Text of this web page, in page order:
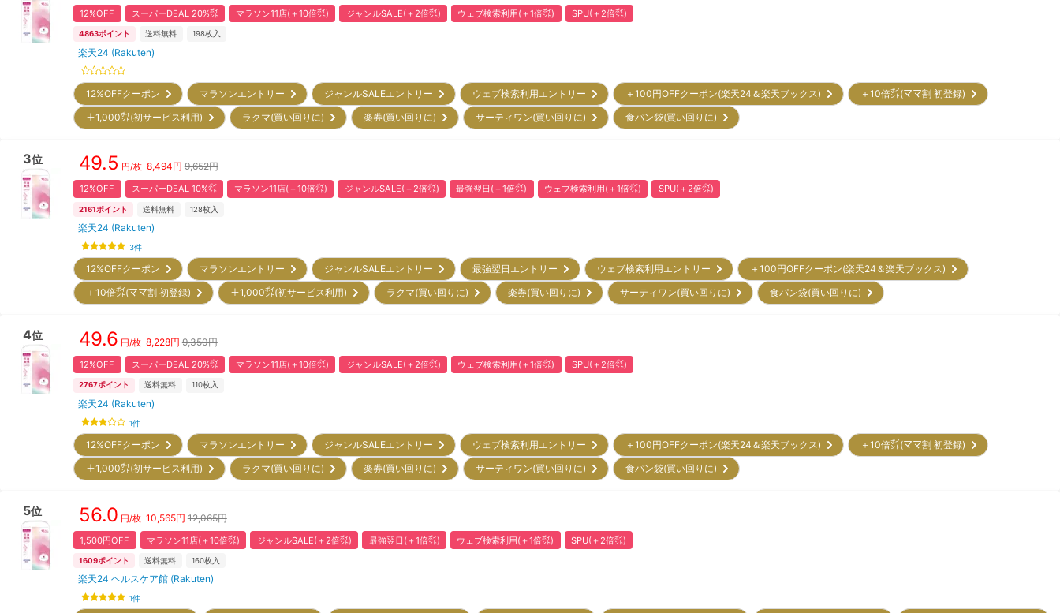
12%OFF スーパーDEAL 20%㌽ マラソン11店(＋10倍㌽) ジャンルSALE(＋2倍㌽) ウェブ検索利用(＋1倍㌽) SPU(＋2倍㌽)
4863ポイント 送料無料 198枚入
楽天24 (Rakuten)
12%OFFクーポン マラソンエントリー ジャンルSALEエントリー ウェブ検索利用エントリー ＋100円OFFクーポン(楽天24＆楽天ブックス)
＋10倍㌽(ママ割 初登録)
＋1,000㌽(初サービス利用)
ラクマ(買い回りに) 楽券(買い回りに) サーティワン(買い回りに) 食パン袋(買い回りに)
3位 49.5 円/枚 8,494円 9,652円
12%OFF スーパーDEAL 10%㌽ マラソン11店(＋10倍㌽) ジャンルSALE(＋2倍㌽) 最強翌日(＋1倍㌽) ウェブ検索利用(＋1倍㌽) SPU(＋2倍㌽)
2161ポイント 送料無料 128枚入
楽天24 (Rakuten)
3件
12%OFFクーポン マラソンエントリー ジャンルSALEエントリー 最強翌日エントリー ウェブ検索利用エントリー
＋100円OFFクーポン(楽天24＆楽天ブックス)
＋10倍㌽(ママ割 初登録)
＋1,000㌽(初サービス利用) ラクマ(買い回りに) 楽券(買い回りに) サーティワン(買い回りに) 食パン袋(買い回りに)
4位 49.6 円/枚 8,228円 9,350円
12%OFF スーパーDEAL 20%㌽ マラソン11店(＋10倍㌽) ジャンルSALE(＋2倍㌽) ウェブ検索利用(＋1倍㌽) SPU(＋2倍㌽)
2767ポイント 送料無料 110枚入
楽天24 (Rakuten)
1件
12%OFFクーポン マラソンエントリー ジャンルSALEエントリー ウェブ検索利用エントリー ＋100円OFFクーポン(楽天24＆楽天ブックス)
＋10倍㌽(ママ割 初登録)
＋1,000㌽(初サービス利用)
ラクマ(買い回りに) 楽券(買い回りに) サーティワン(買い回りに) 食パン袋(買い回りに)
5位 56.0 円/枚 10,565円 12,065円
1,500円OFF マラソン11店(＋10倍㌽) ジャンルSALE(＋2倍㌽) 最強翌日(＋1倍㌽) ウェブ検索利用(＋1倍㌽) SPU(＋2倍㌽)
1609ポイント 送料無料 160枚入
楽天24 ヘルスケア館 (Rakuten)
1件